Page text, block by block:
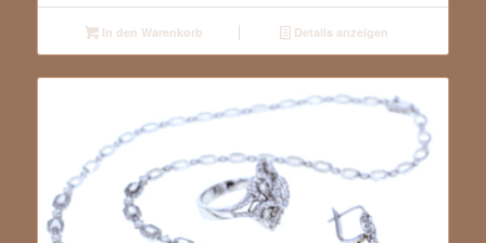
In den Warenkorb Details anzeigen